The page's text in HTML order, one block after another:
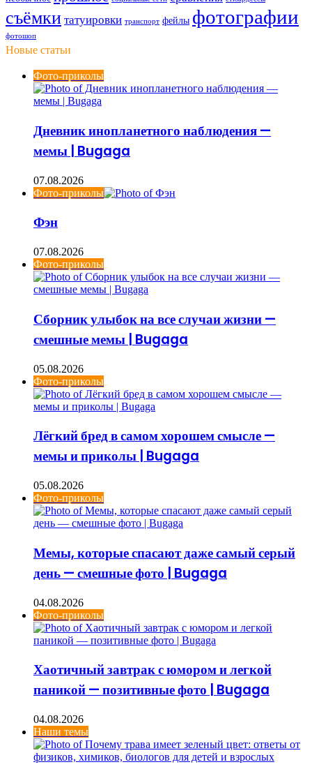
съёмки татуировки транспорт фейлы фотографии
фотошоп
Новые статьи
Фото-приколы
Дневник инопланетного наблюдения —
мемы | Bugaga
07.08.2026
Фото-приколы
Фэн
07.08.2026
Фото-приколы
Сборник улыбок на все случаи жизни —
смешные мемы | Bugaga
05.08.2026
Фото-приколы
Лёгкий бред в самом хорошем смысле —
мемы и приколы | Bugaga
05.08.2026
Фото-приколы
Мемы, которые спасают даже самый серый
день — смешные фото | Bugaga
04.08.2026
Фото-приколы
Хаотичный завтрак с юмором и легкой
паникой — позитивные фото | Bugaga
04.08.2026
Наши темы